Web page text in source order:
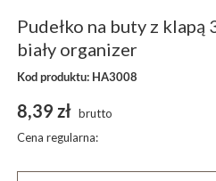
Pudełko na buty z klapą
biały organizer
Kod produktu: HA3008
8,39 zł brutto
Cena regularna: